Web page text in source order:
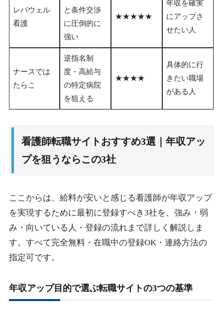
レバウェル
看護
と条件交渉
に圧倒的に
強い
★★★★★
年収を確実
にアップさ
せたい人
ナースでは
たらこ
逆指名制
度・高給与
の特定病院
を狙える
★★★★
具体的に行
きたい職場
がある人
看護師転職サイトおすすめ3選｜年収アッ
プを狙うならこの3社
ここからは、給料が安いと感じる看護師が年収アップ
を実現するために最初に登録すべき3社を、強み・弱
み・向いている人・登録の流れまで詳しく解説しま
す。すべて完全無料・在職中の登録OK・連絡方法の
指定可です。
年収アップ目的で選ぶ転職サイトの3つの基準